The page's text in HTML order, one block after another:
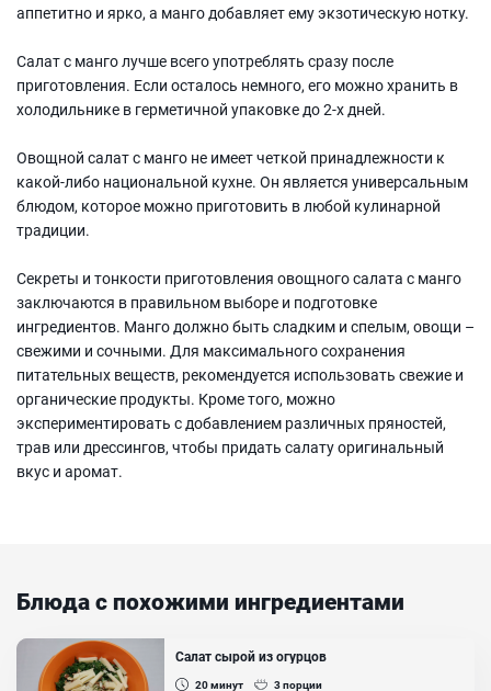
аппетитно и ярко, а манго добавляет ему экзотическую нотку.
Салат с манго лучше всего употреблять сразу после
приготовления. Если осталось немного, его можно хранить в
холодильнике в герметичной упаковке до 2-х дней.
Овощной салат с манго не имеет четкой принадлежности к
какой-либо национальной кухне. Он является универсальным
блюдом, которое можно приготовить в любой кулинарной
традиции.
Секреты и тонкости приготовления овощного салата с манго
заключаются в правильном выборе и подготовке
ингредиентов. Манго должно быть сладким и спелым, овощи –
свежими и сочными. Для максимального сохранения
питательных веществ, рекомендуется использовать свежие и
органические продукты. Кроме того, можно
экспериментировать с добавлением различных пряностей,
трав или дрессингов, чтобы придать салату оригинальный
вкус и аромат.
Блюда с похожими ингредиентами
Салат сырой из огурцов
20минут 3порции